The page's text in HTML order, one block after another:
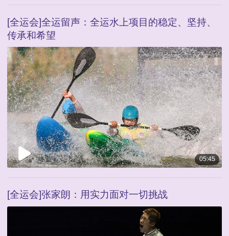
[全运会]全运留声：全运水上项目的稳定、坚持、
传承和希望
05:45
[全运会]张家朗：用实力面对一切挑战